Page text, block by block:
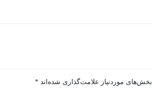
بخش‌های موردنیاز علامت‌گذاری شده‌اند *